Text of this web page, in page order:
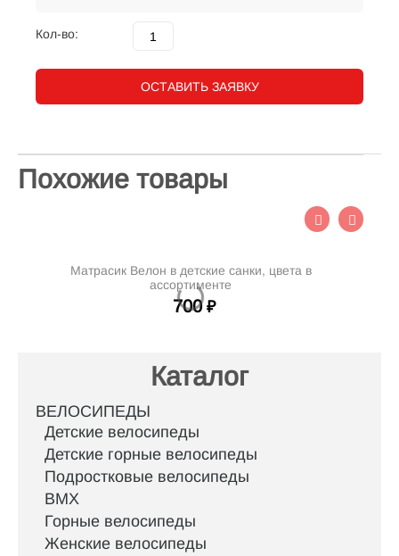
Кол-во:
ОСТАВИТЬ ЗАЯВКУ
Похожие товары
Матрасик Велон в детские санки, цвета в
ассортименте
700 ₽
Каталог
ВЕЛОСИПЕДЫ
Детские велосипеды
Детские горные велосипеды
Подростковые велосипеды
BMX
Горные велосипеды
Женские велосипеды